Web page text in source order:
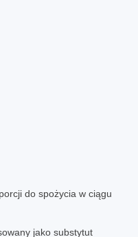
do spożycia w ciągu
jako substytut